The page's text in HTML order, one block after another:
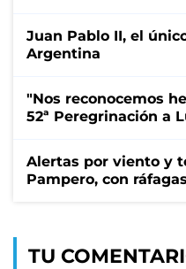
Juan Pablo II, el
Argentina
"Nos reconocemos
52ª Peregrinación a
Alertas por viento y
Pampero, con
TU